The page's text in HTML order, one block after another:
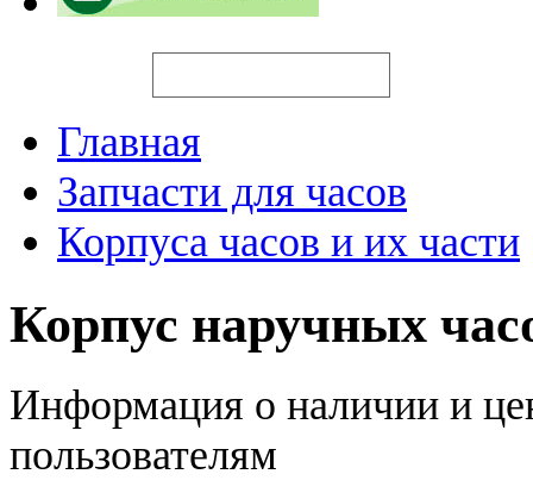
Главная
Запчасти для часов
Корпуса часов и их части
Корпус наручных
Информация о наличии и
пользователям